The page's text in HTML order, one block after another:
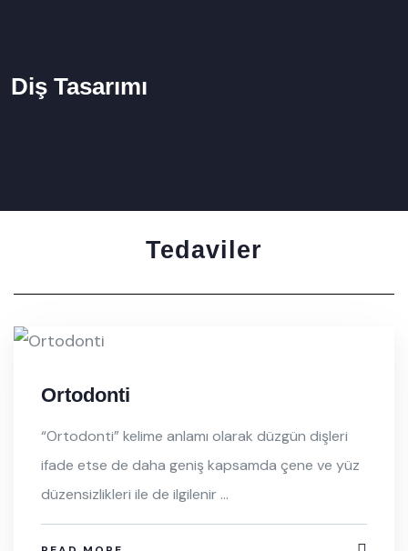
Diş Tasarımı
Tedaviler
Ortodonti
“Ortodonti” kelime anlamı olarak düzgün dişleri
ifade etse de daha geniş kapsamda çene ve yüz
düzensizlikleri ile de ilgilenir ...